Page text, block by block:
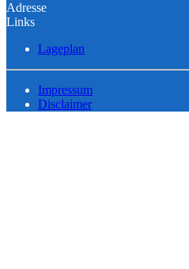
Adresse
Links
Lageplan
Impressum
Disclaimer